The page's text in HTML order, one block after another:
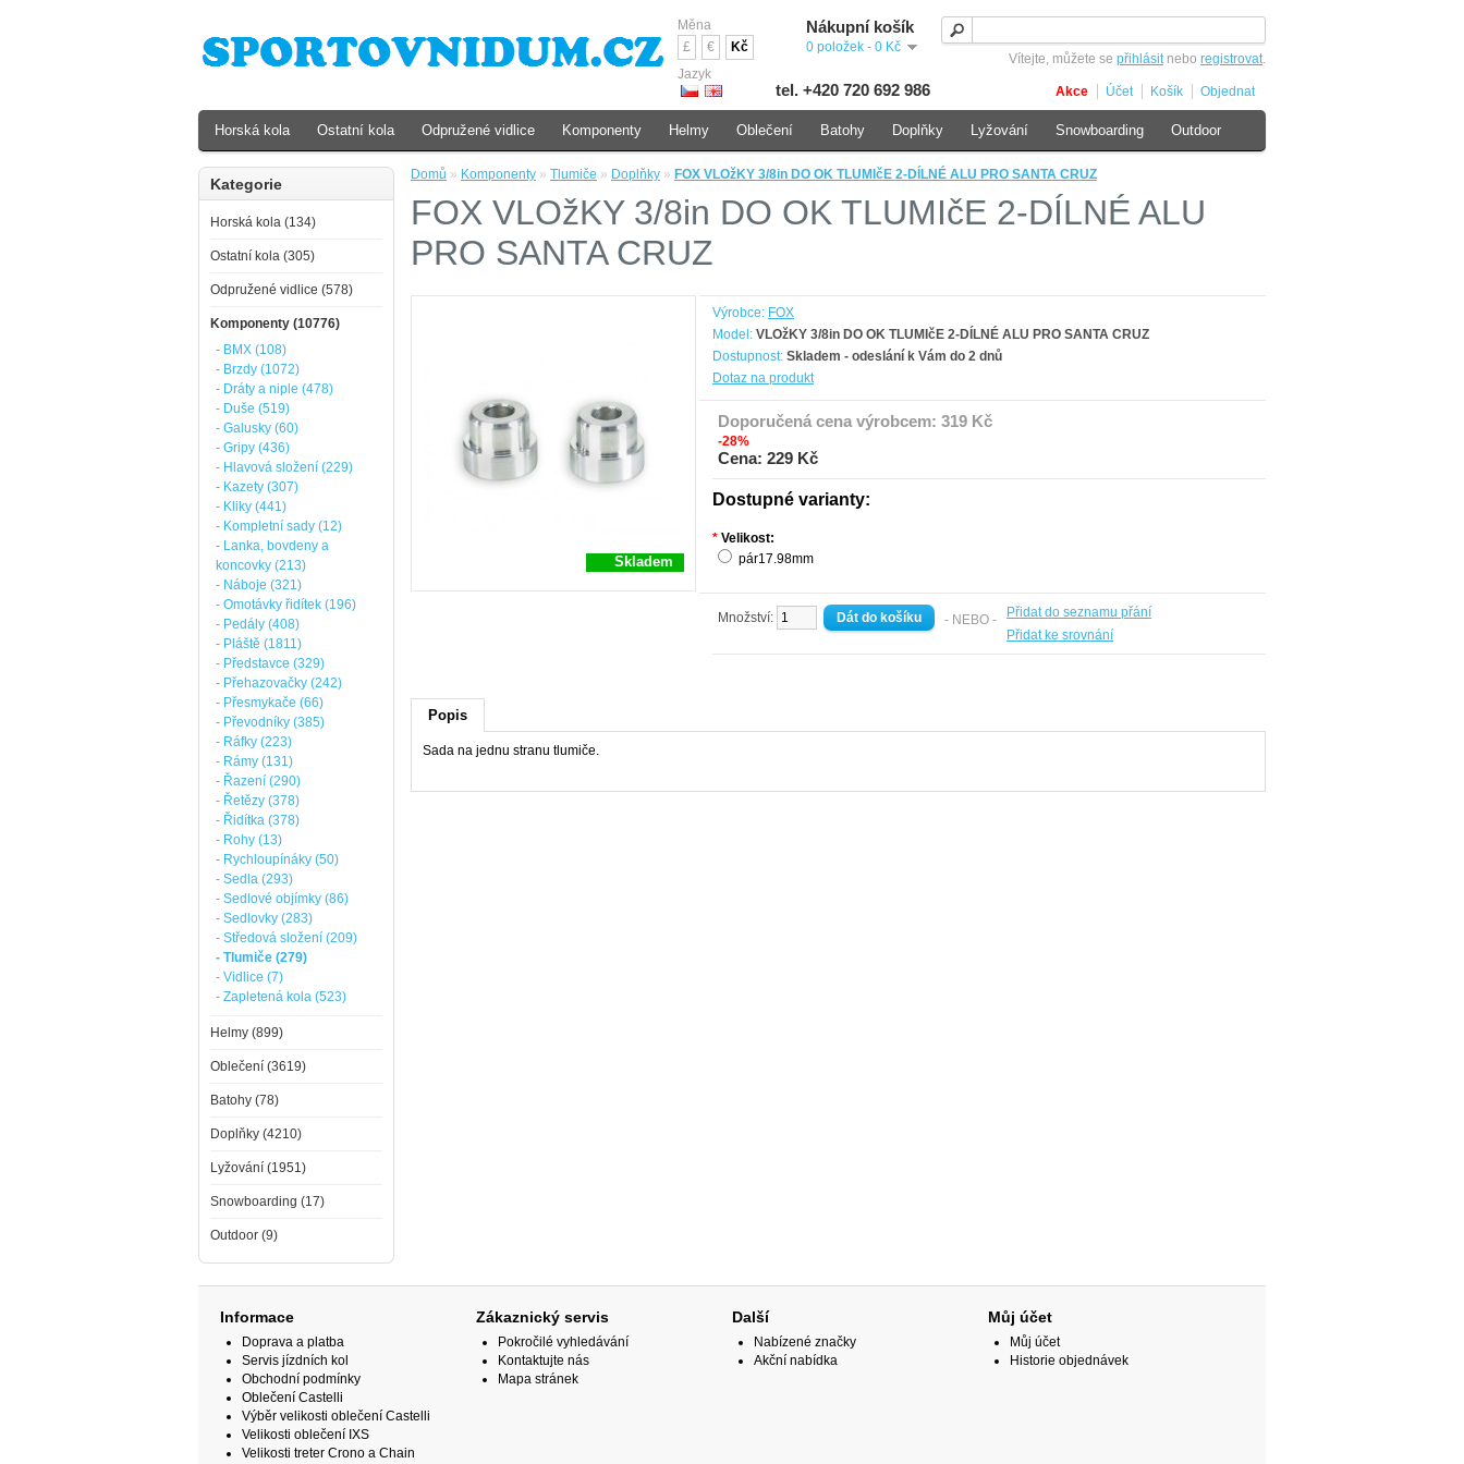
Jazyk
Měna
£
€ Kč
Nákupní košík
0 položek - 0 Kč
Vítejte, můžete se přihlásitnebo registrovat.
tel. +420 720 692 986 Akce Účet Košík Objednat
Domů » Komponenty » Tlumiče » Doplňky » FOX VLOžKY 3/8in DO OK TLUMIčE 2-DÍLNÉ ALU PRO SANTA CRUZ
FOX VLOžKY 3/8in DO OK TLUMIčE 2-DÍLNÉ ALU
PRO SANTA CRUZ
Skladem
Výrobce: FOX
Model: VLOžKY 3/8in DO OK TLUMIčE 2-DÍLNÉ ALU PRO SANTA CRUZ
Dostupnost: Skladem - odeslání k Vám do 2 dnů
Dotaz na produkt
Doporučená cena výrobcem: 319 Kč
-28%
Cena: 229 Kč
Dostupné varianty:
* Velikost:
pár17.98mm
Množství: - NEBO -
Přidat do seznamu přání
Přidat ke srovnání
Popis
Sada na jednu stranu tlumiče.
Kategorie
Horská kola (134)
Ostatní kola (305)
Odpružené vidlice (578)
Komponenty (10776)
- BMX (108)
- Brzdy (1072)
- Dráty a niple (478)
- Duše (519)
- Galusky (60)
- Gripy (436)
- Hlavová složení (229)
- Kazety (307)
- Kliky (441)
- Kompletní sady (12)
- Lanka, bovdeny a
koncovky (213)
- Náboje (321)
- Omotávky řidítek (196)
- Pedály (408)
- Pláště (1811)
- Představce (329)
- Přehazovačky (242)
- Přesmykače (66)
- Převodníky (385)
- Ráfky (223)
- Rámy (131)
- Řazení (290)
- Řetězy (378)
- Řidítka (378)
- Rohy (13)
- Rychloupínáky (50)
- Sedla (293)
- Sedlové objímky (86)
- Sedlovky (283)
- Středová složení (209)
- Tlumiče (279)
- Vidlice (7)
- Zapletená kola (523)
Helmy (899)
Oblečení (3619)
Batohy (78)
Doplňky (4210)
Lyžování (1951)
Snowboarding (17)
Outdoor (9)
Horská kola Ostatní kola Odpružené vidlice Komponenty Helmy Oblečení Batohy Doplňky Lyžování Snowboarding Outdoor
Informace
Doprava a platba
Servis jízdních kol
Obchodní podmínky
Oblečení Castelli
Výběr velikosti oblečení Castelli
Velikosti oblečení IXS
Velikosti treter Crono a Chain
Zákaznický servis
Pokročilé vyhledávání
Kontaktujte nás
Mapa stránek
Další
Nabízené značky
Akční nabídka
Můj účet
Můj účet
Historie objednávek